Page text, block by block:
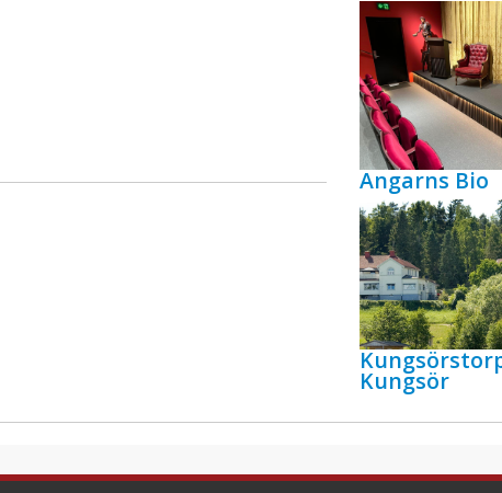
Angarns Bio
Kungsör